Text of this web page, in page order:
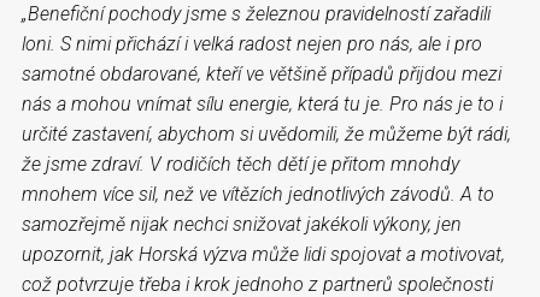
„Benefiční pochody jsme s železnou pravidelností zařadili
loni. S nimi přichází i velká radost nejen pro nás, ale i pro
samotné obdarované, kteří ve většině případů přijdou mezi
nás a mohou vnímat sílu energie, která tu je. Pro nás je to i
určité zastavení, abychom si uvědomili, že můžeme být rádi,
že jsme zdraví. V rodičích těch dětí je přitom mnohdy
mnohem více sil, než ve vítězích jednotlivých závodů. A to
samozřejmě nijak nechci snižovat jakékoli výkony, jen
upozornit, jak Horská výzva může lidi spojovat a motivovat,
což potvrzuje třeba i krok jednoho z partnerů společnosti